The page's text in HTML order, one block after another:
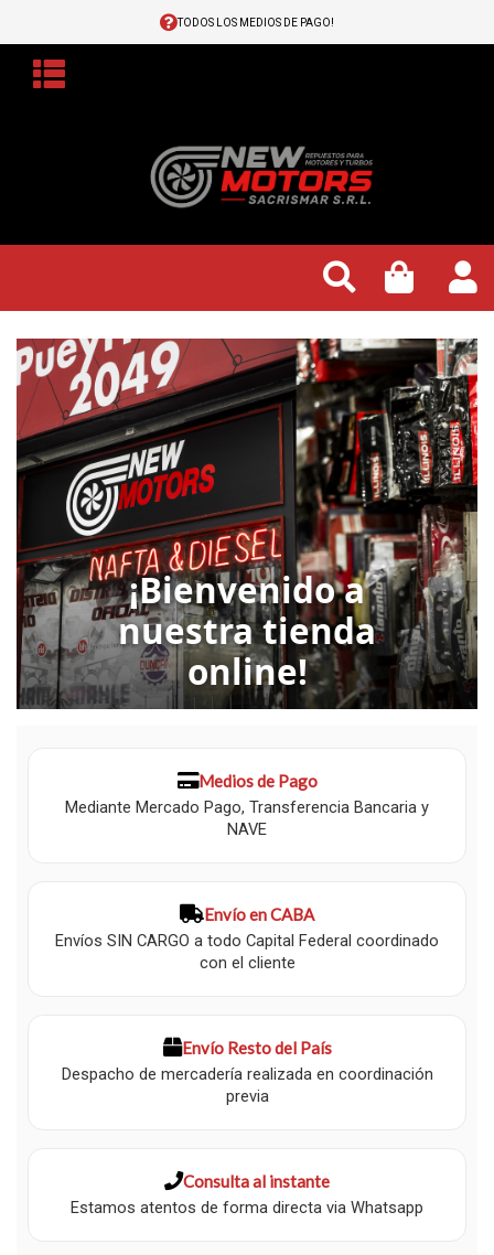
TODOS LOS MEDIOS DE PAGO!
¡Bienvenido a
nuestra tienda
online!
Medios de Pago
Mediante Mercado Pago, Transferencia Bancaria y
NAVE
Envío en CABA
Envíos SIN CARGO a todo Capital Federal coordinado
con el cliente
Envío Resto del País
Despacho de mercadería realizada en coordinación
previa
Consulta al instante
Estamos atentos de forma directa via Whatsapp